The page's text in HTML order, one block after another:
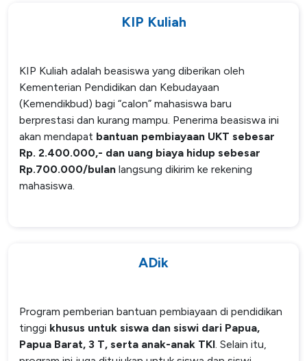
KIP Kuliah
KIP Kuliah adalah beasiswa yang diberikan oleh
Kementerian Pendidikan dan Kebudayaan
(Kemendikbud) bagi “calon” mahasiswa baru
berprestasi dan kurang mampu. Penerima beasiswa ini
akan mendapat bantuan pembiayaan UKT sebesar
Rp. 2.400.000,- dan uang biaya hidup sebesar
Rp.700.000/bulan langsung dikirim ke rekening
mahasiswa.
ADik
Program pemberian bantuan pembiayaan di pendidikan
tinggi khusus untuk siswa dan siswi dari Papua,
Papua Barat, 3 T, serta anak-anak TKI. Selain itu,